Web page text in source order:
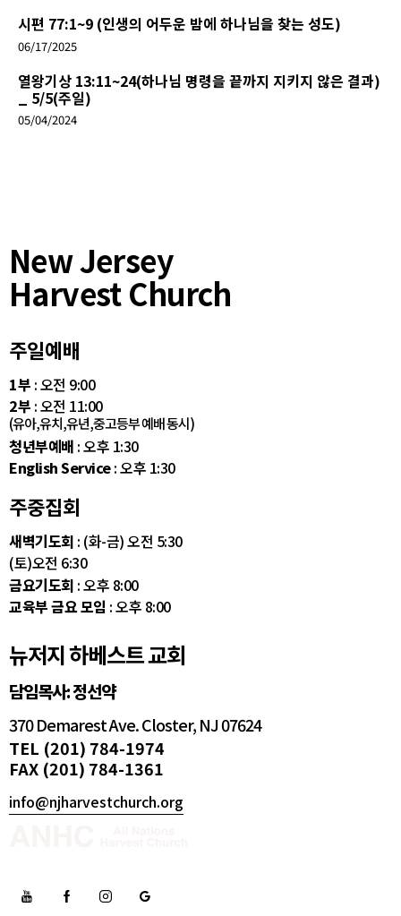
시편 77:1~9 (인생의 어두운 밤에 하나님을 찾는 성도)
06/17/2025
열왕기상 13:11~24(하나님 명령을 끝까지 지키지 않은 결과)
_ 5/5(주일)
05/04/2024
New Jersey
Harvest Church
주일예배
1부 : 오전 9:00
2부 : 오전 11:00
(유아,유치,유년,중고등부 예배 동시)
청년부예배 : 오후 1:30
English Service: 오후 1:30
주중집회
새벽기도회 : (화-금) 오전 5:30
(토)오전 6:30
금요기도회 : 오후 8:00
교육부 금요 모임 : 오후 8:00
뉴저지 하베스트 교회
담임목사: 정선약
370 Demarest Ave. Closter, NJ 07624
TEL (201) 784-1974
FAX (201) 784-1361
info@njharvestchurch.org